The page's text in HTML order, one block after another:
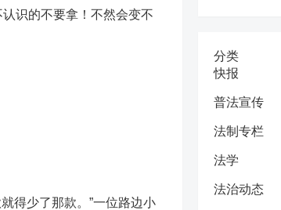
识的不要拿！不然会变不
得少了那款。”一位路边小
分类
快报
普法宣传
法制专栏
法学
法治动态